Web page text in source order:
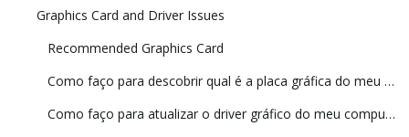
Graphics Card and Driver Issues
Recommended Graphics Card
Como faço para descobrir qual é a placa gráfica do meu PC?
Como faço para atualizar o driver gráfico do meu computador?